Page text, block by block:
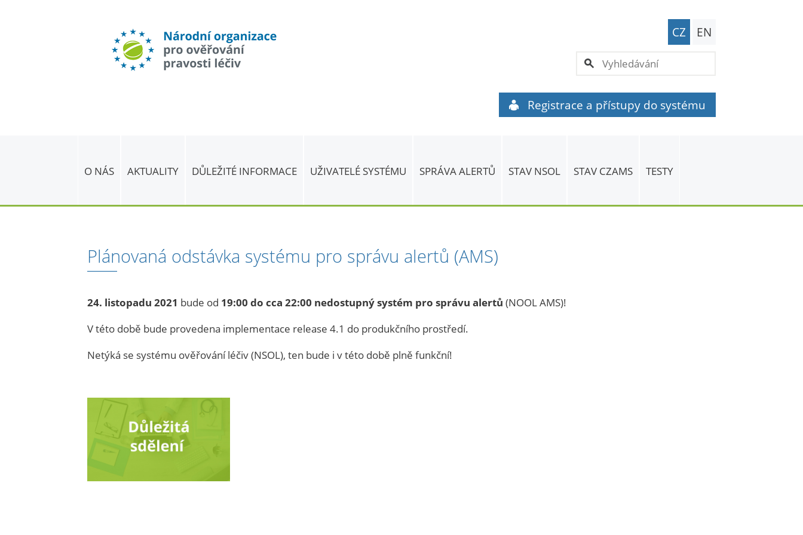
CZ EN
Registrace a přístupy do systému
O NÁS AKTUALITY DŮLEŽITÉ INFORMACE UŽIVATELÉ SYSTÉMU SPRÁVA ALERTŮ STAV NSOL STAV CZAMS TESTY
Plánovaná odstávka systému pro správu alertů (AMS)
24. listopadu 2021 bude od 19:00 do cca 22:00 nedostupný systém pro správu alertů (NOOL AMS)!
V této době bude provedena implementace release 4.1 do produkčního prostředí.
Netýká se systému ověřování léčiv (NSOL), ten bude i v této době plně funkční!